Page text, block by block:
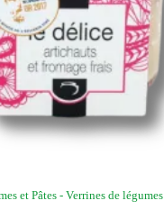
et Pâtes - Verrines de légumes